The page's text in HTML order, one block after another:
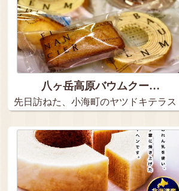
八ヶ岳高原バウムクー…
先日訪ねた、小海町のヤツドキテラス